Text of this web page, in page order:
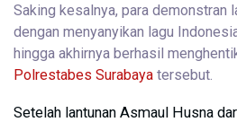
Saking kesalnya, para demonstran
dengan menyanyikan lagu
hingga akhirnya berhasil
Polrestabes Surabaya tersebut.
Setelah lantunan Asmaul Husna